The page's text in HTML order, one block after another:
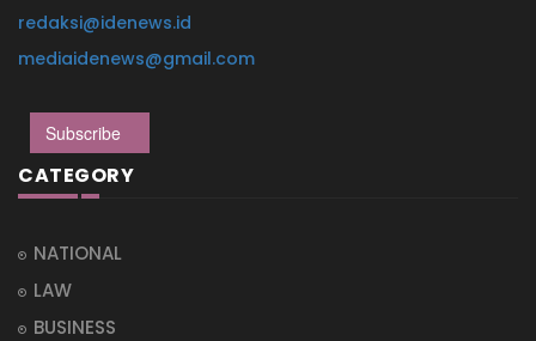
redaksi@idenews.id
mediaidenews@gmail.com
Subscribe
CATEGORY
NATIONAL
LAW
BUSINESS